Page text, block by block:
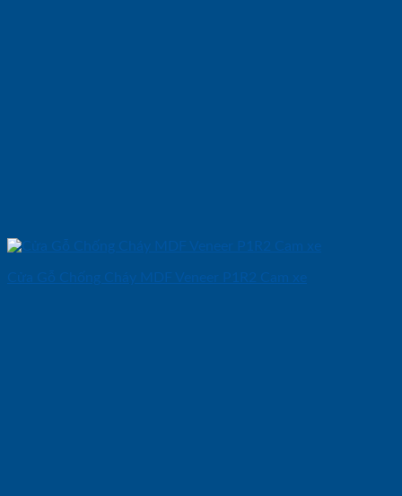
Cửa Gỗ Chống Cháy MDF Veneer P1R2 Cam xe